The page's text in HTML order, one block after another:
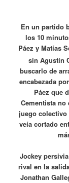
En un partido
los 10
Páez y Matías
sin Agustín
buscarlo de
encabezada
Páez que
Cementista no
juego colectivo
veía cortado
Jockey
rival en la
Jonathan